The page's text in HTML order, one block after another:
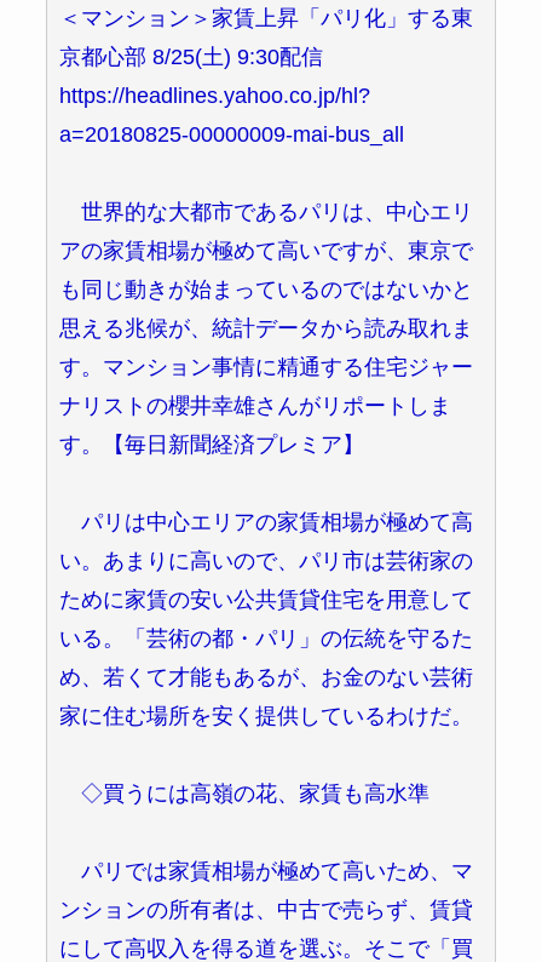
＜マンション＞家賃上昇「パリ化」する東
京都心部 8/25(土) 9:30配信
https://headlines.yahoo.co.jp/hl?
a=20180825-00000009-mai-bus_all
世界的な大都市であるパリは、中心エリ
アの家賃相場が極めて高いですが、東京で
も同じ動きが始まっているのではないかと
思える兆候が、統計データから読み取れま
す。マンション事情に精通する住宅ジャー
ナリストの櫻井幸雄さんがリポートしま
す。【毎日新聞経済プレミア】
パリは中心エリアの家賃相場が極めて高
い。あまりに高いので、パリ市は芸術家の
ために家賃の安い公共賃貸住宅を用意して
いる。「芸術の都・パリ」の伝統を守るた
め、若くて才能もあるが、お金のない芸術
家に住む場所を安く提供しているわけだ。
◇買うには高嶺の花、家賃も高水準
パリでは家賃相場が極めて高いため、マ
ンションの所有者は、中古で売らず、賃貸
にして高収入を得る道を選ぶ。そこで「買